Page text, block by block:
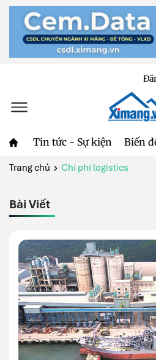
Tin tức - Sự kiện Biến
Trang chủ Chi phí logistics
Bài Viết